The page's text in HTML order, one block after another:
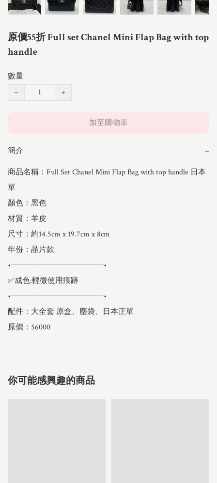
原價55折 Full set Chanel Mini Flap Bag with top
handle
數量
−
+
加至購物車
簡介 −
商品名稱：Full Set Chanel Mini Flap Bag with top handle 日本
單
顏色：黑色
材質：羊皮
尺寸：約14.5cm x 19.7cm x 8cm
年份：晶片款
•┈┈┈┈┈┈┈┈┈┈┈┈•
✅成色:輕微使用痕跡
•┈┈┈┈┈┈┈┈┈┈┈┈•
配件：大全套 原盒、塵袋、日本正單
你可能感興趣的商品